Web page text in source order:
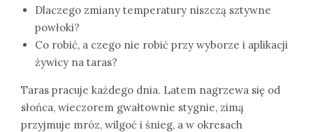
Dlaczego zmiany temperatury niszczą sztywne
powłoki?
Co robić, a czego nie robić przy wyborze i aplikacji
żywicy na taras?
Taras pracuje każdego dnia. Latem nagrzewa się od
słońca, wieczorem gwałtownie stygnie, zimą
przyjmuje mróz, wilgoć i śnieg, a w okresach